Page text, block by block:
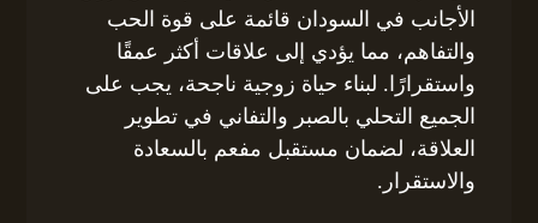
الأجانب في السودان قائمة على قوة الحب
والتفاهم، مما يؤدي إلى علاقات أكثر عمقًا
واستقرارًا. لبناء حياة زوجية ناجحة، يجب على
الجميع التحلي بالصبر والتفاني في تطوير
العلاقة، لضمان مستقبل مفعم بالسعادة
والاستقرار.